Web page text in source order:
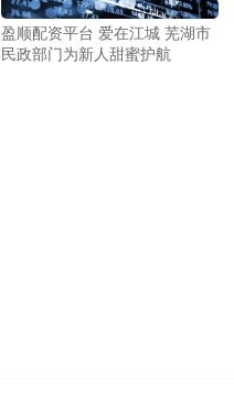
盈顺配资平台 爱在江城 芜湖市
民政部门为新人甜蜜护航